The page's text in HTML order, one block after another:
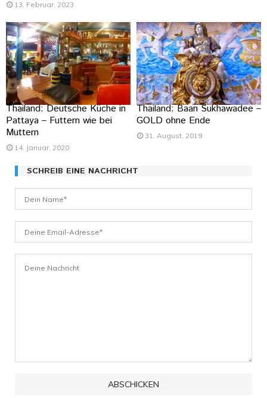
13. Februar, 2023
Thailand: Deutsche Küche in
Pattaya – Futtern wie bei
Muttern
14. Januar, 2020
Thailand: Baan Sukhawadee –
GOLD ohne Ende
31. August, 2019
SCHREIB EINE NACHRICHT